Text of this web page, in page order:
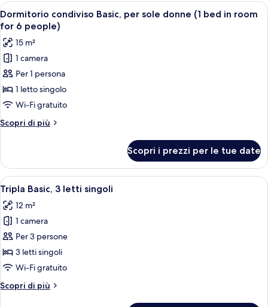
Apri
tutte
le
foto
per
Dormitorio
condiviso
Basic,
per
sole
(1
bed
in
room
for
6
people)
Una camera del dormitorio con letti
2
Dormitorio condiviso Basic, per sole donne (1 bed in room
for 6 people)
15 m²
1 camera
Per 1 persona
1 letto singolo
Wi-Fi gratuito
Scopri di più
Altri
condiviso
Basic,
per
sole
donne
(1
bed
in
room
for
people)
Scopri i prezzi per le tue date
Apri
tutte
le
foto
per
Tripla
Basic,
letti
Una camera d'albergo con pareti in
1
Tripla Basic, 3 letti singoli
12 m²
1 camera
Per 3 persone
3 letti singoli
Wi-Fi gratuito
Scopri di più
Altri